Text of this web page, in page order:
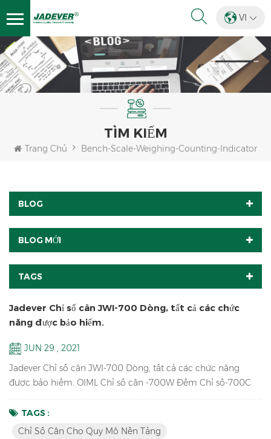
VI
TÌM KIẾM
Trang Chủ Bench-Scale-Weighing-Counting-Indicator
BLOG
BLOG MỚI
TAGS
Jadever Chỉ số cân JWI-700 Dòng, tất cả các chức
năng được bảo hiểm.
JUN 29 , 2021
Jadever Chỉ số cân JWI-700 Dòng, tất cả các chức năng
được bảo hiểm. OIML Chỉ số cân -700W Đếm Chỉ số-700C
số-700B dẫn màu đỏ trưng bày Chỉ số-710 Chỉ báo cân năng
lượng mặt trời -700S
TAGS :
Chỉ Số Cân Cho Quy Mô Nền Tảng